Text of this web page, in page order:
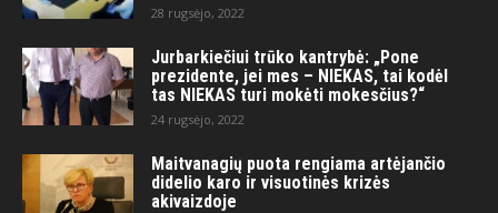
28 rugsėjo, 2022
Jurbarkiečiui trūko kantrybė: „Pone
prezidente, jei mes – NIEKAS, tai kodėl
tas NIEKAS turi mokėti mokesčius?“
24 rugsėjo, 2022
Maitvanagių puota rengiama artėjančio
didelio karo ir visuotinės krizės
akivaizdoje